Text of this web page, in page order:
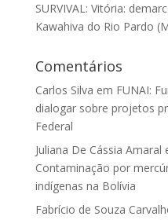
SURVIVAL: Vitória:
Kawahiva do Rio Pardo
Comentários
Carlos Silva em FUNAI:
dialogar sobre projetos
Federal
Juliana De Cássia Amaral
Contaminação por
indígenas na Bolívia
Fabrício de Souza